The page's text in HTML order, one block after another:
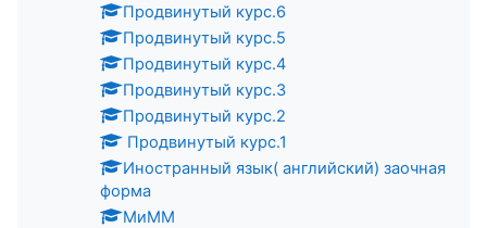
Продвинутый курс.6
Продвинутый курс.5
Продвинутый курс.4
Продвинутый курс.3
Продвинутый курс.2
Продвинутый курс.1
Иностранный язык( английский) заочная
форма
МиММ